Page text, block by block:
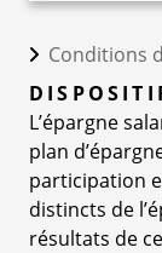
Conditions
L’épargne
plan
participation
distincts de
résultats de